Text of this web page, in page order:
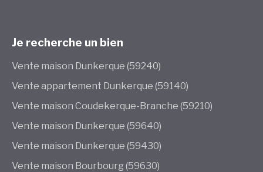
Je recherche un bien
Vente maison Dunkerque (59240)
Vente appartement Dunkerque (59140)
Vente maison Coudekerque-Branche (59210)
Vente maison Dunkerque (59640)
Vente maison Dunkerque (59430)
Vente maison Bourbourg (59630)